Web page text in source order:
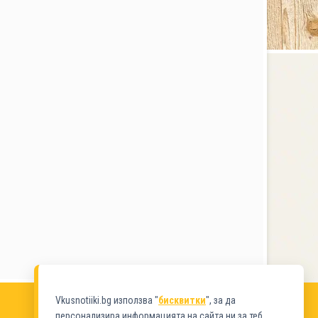
Vkusnotiiki.bg използва "бисквитки", за да